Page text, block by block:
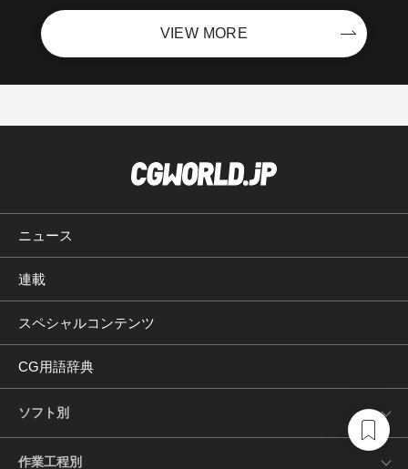
VIEW MORE
ニュース
連載
スペシャルコンテンツ
CG用語辞典
ソフト別
作業工程別